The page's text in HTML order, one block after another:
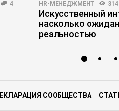
4 HR-МЕНЕДЖМЕНТ
Искусственный
насколько
реальностью
СООБЩЕСТВА